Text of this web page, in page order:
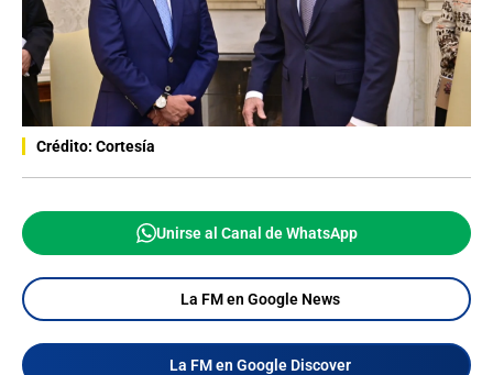
Crédito: Cortesía
Unirse al Canal de WhatsApp
La FM en Google News
La FM en Google Discover